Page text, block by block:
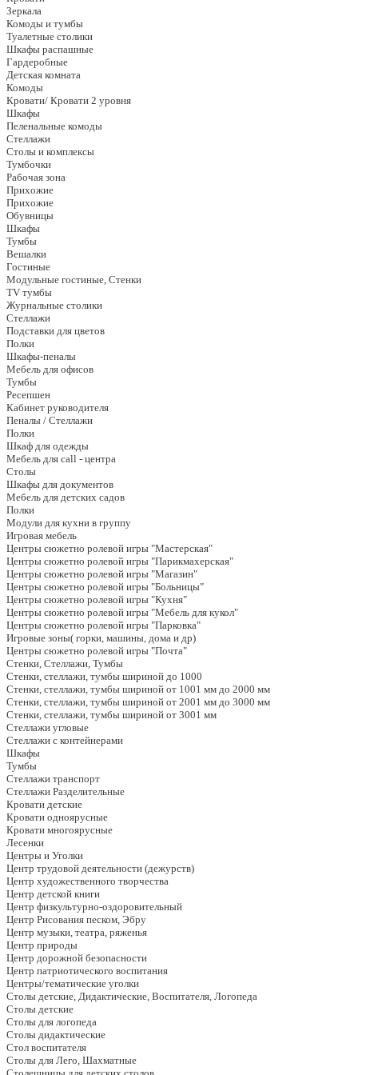
Зеркала
Комоды и тумбы
Туалетные столики
Шкафы распашные
Гардеробные
Детская комната
Комоды
Кровати/ Кровати 2 уровня
Шкафы
Пеленальные комоды
Стеллажи
Столы и комплексы
Тумбочки
Рабочая зона
Прихожие
Прихожие
Обувницы
Шкафы
Тумбы
Вешалки
Гостиные
Модульные гостиные, Стенки
TV тумбы
Журнальные столики
Стеллажи
Подставки для цветов
Полки
Шкафы-пеналы
Мебель для офисов
Тумбы
Ресепшен
Кабинет руководителя
Пеналы / Стеллажи
Полки
Шкаф для одежды
Мебель для call - центра
Столы
Шкафы для документов
Мебель для детских садов
Полки
Модули для кухни в группу
Игровая мебель
Центры сюжетно ролевой игры "Мастерская"
Центры сюжетно ролевой игры "Парикмахерская"
Центры сюжетно ролевой игры "Магазин"
Центры сюжетно ролевой игры "Больницы"
Центры сюжетно ролевой игры "Кухня"
Центры сюжетно ролевой игры "Мебель для кукол"
Центры сюжетно ролевой игры "Парковка"
Игровые зоны( горки, машины, дома и др)
Центры сюжетно ролевой игры "Почта"
Стенки, Стеллажи, Тумбы
Стенки, стеллажи, тумбы шириной до 1000
Стенки, стеллажи, тумбы шириной от 1001 мм до 2000 мм
Стенки, стеллажи, тумбы шириной от 2001 мм до 3000 мм
Стенки, стеллажи, тумбы шириной от 3001 мм
Стеллажи угловые
Стеллажи с контейнерами
Шкафы
Тумбы
Стеллажи транспорт
Стеллажи Разделительные
Кровати детские
Кровати одноярусные
Кровати многоярусные
Лесенки
Центры и Уголки
Центр трудовой деятельности (дежурств)
Центр художественного творчества
Центр детской книги
Центр физкультурно-оздоровительный
Центр Рисования песком, Эбру
Центр музыки, театра, ряженья
Центр природы
Центр дорожной безопасности
Центр патриотического воспитания
Центры/тематические уголки
Столы детские, Дидактические, Воспитателя, Логопеда
Столы детские
Столы для логопеда
Столы дидактические
Стол воспитателя
Столы для Лего, Шахматные